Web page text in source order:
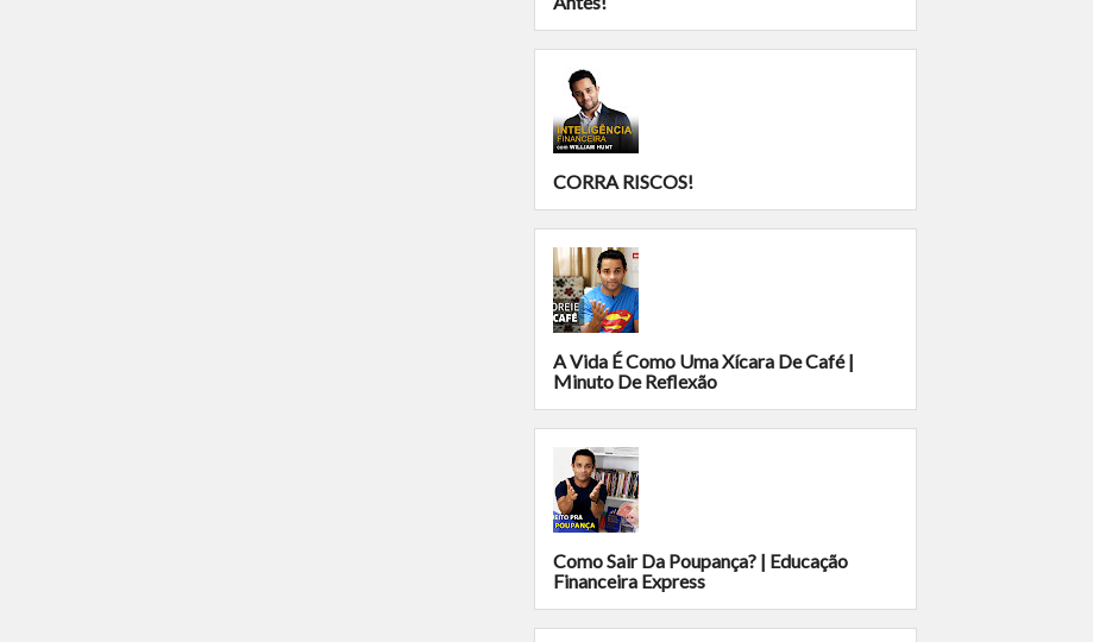
CORRA RISCOS!
A Vida É Como Uma Xícara De Café |
Minuto De Reflexão
Como Sair Da Poupança? | Educação
Financeira Express